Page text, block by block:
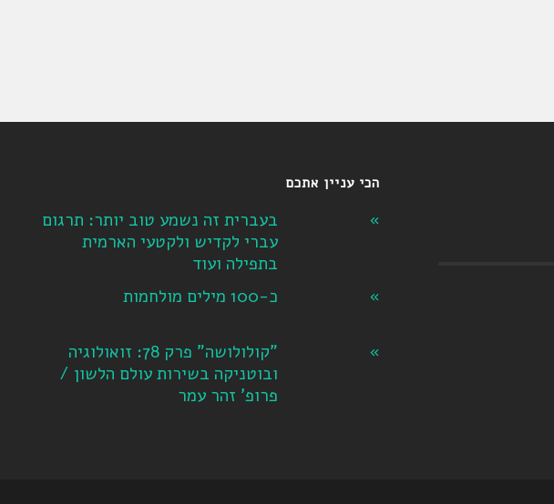
הכי עניין אתכם
בעברית זה נשמע טוב יותר: תרגום
עברי לקדיש ולקטעי הארמית
בתפילה ועוד
כ-100 מילים מולחמות
"קולולושה" פרק 78: זואולוגיה
ובוטניקה בשירות עולם הלשון /
פרופ' זהר עמר